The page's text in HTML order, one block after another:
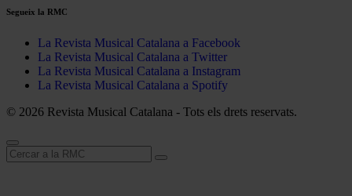
Segueix la RMC
La Revista Musical Catalana a Facebook
La Revista Musical Catalana a Twitter
La Revista Musical Catalana a Instagram
La Revista Musical Catalana a Spotify
© 2026 Revista Musical Catalana - Tots els drets reservats.
Cerca